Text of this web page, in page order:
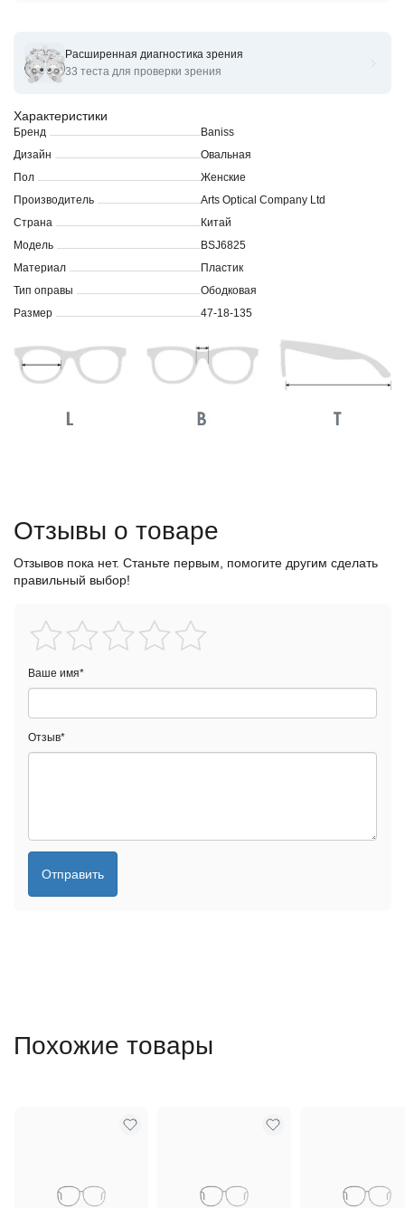
Оправы для очков корригирующих Baniss BSJ6825
Характеристики
Бренд
Baniss
Дизайн
Овальная
Пол
Женские
Производитель
Arts Optical Company Ltd
Страна
Китай
Модель
BSJ6825
Материал
Пластик
Тип оправы
Ободковая
Размер
47-18-135
Расширенная диагностика зрения
33 теста для проверки зрения
Отзывы о товаре
Отзывов пока нет. Станьте первым, помогите другим сделать
правильный выбор!
Ваше имя*
Отзыв*
Отправить
Похожие товары